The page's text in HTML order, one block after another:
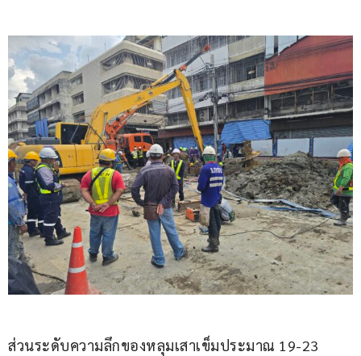
ส่วนระดับความลึกของหลุมเสาเข็มประมาณ 19-23